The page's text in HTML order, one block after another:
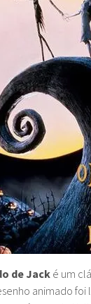
de Jacké um
animado foi